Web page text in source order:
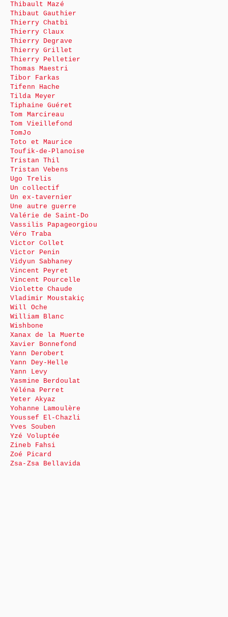
Thibault Mazé
Thibaut Gauthier
Thierry Chatbi
Thierry Claux
Thierry Degrave
Thierry Grillet
Thierry Pelletier
Thomas Maestri
Tibor Farkas
Tifenn Hache
Tilda Meyer
Tiphaine Guéret
Tom Marcireau
Tom Vieillefond
TomJo
Toto et Maurice
Toufik-de-Planoise
Tristan Thil
Tristan Vebens
Ugo Trelis
Un collectif
Un ex-tavernier
Une autre guerre
Valérie de Saint-Do
Vassilis Papageorgiou
Véro Traba
Victor Collet
Victor Penin
Vidyun Sabhaney
Vincent Peyret
Vincent Pourcelle
Violette Chaude
Vladimir Moustakiç
Will Oche
William Blanc
Wishbone
Xanax de la Muerte
Xavier Bonnefond
Yann Derobert
Yann Dey-Helle
Yann Levy
Yasmine Berdoulat
Yéléna Perret
Yeter Akyaz
Yohanne Lamoulère
Youssef El-Chazli
Yves Souben
Yzé Voluptée
Zineb Fahsi
Zoé Picard
Zsa-Zsa Bellavida